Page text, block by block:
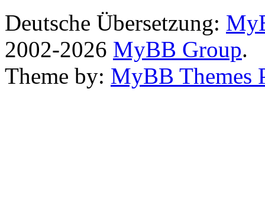
Deutsche Übersetzung:
2002-2026 MyBB Group.
Theme by: MyBB Themes